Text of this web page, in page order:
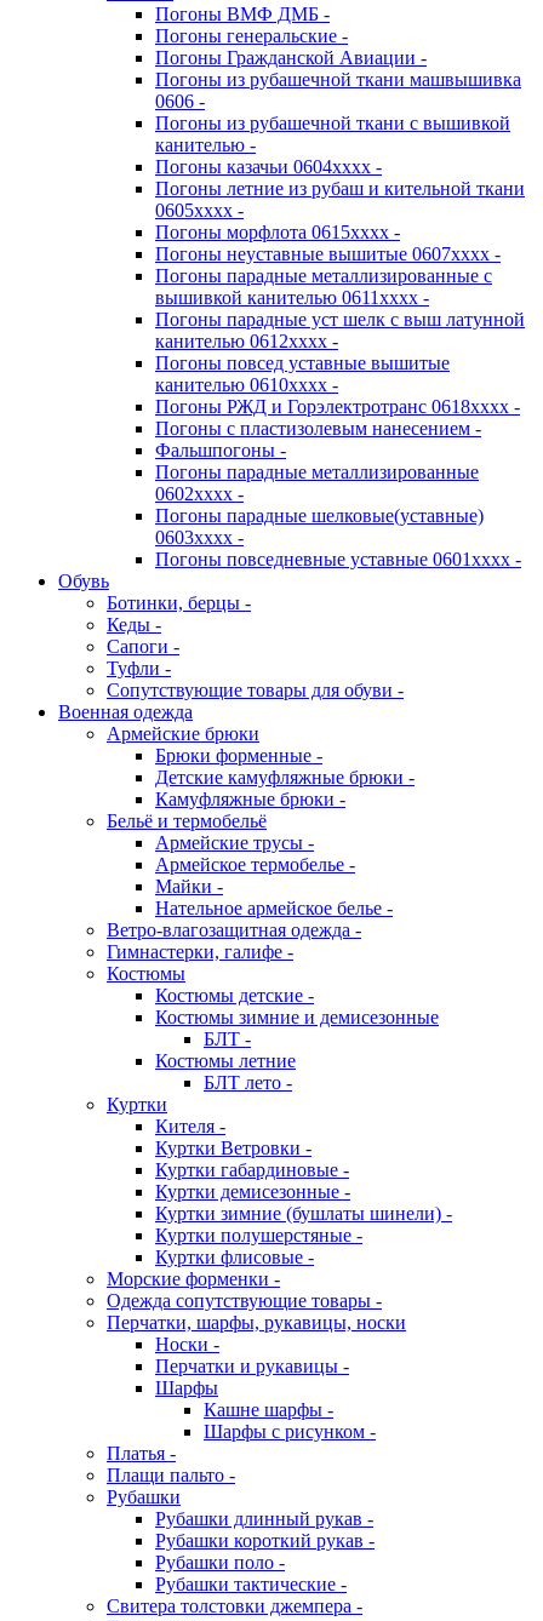
Погоны ВМФ ДМБ -
Погоны генеральские -
Погоны Гражданской Авиации -
Погоны из рубашечной ткани машвышивка
0606 -
Погоны из рубашечной ткани с вышивкой
канителью -
Погоны казачьи 0604хххх -
Погоны летние из рубаш и кительной ткани
0605хххх -
Погоны морфлота 0615хххх -
Погоны неуставные вышитые 0607хххх -
Погоны парадные металлизированные с
вышивкой канителью 0611хххх -
Погоны парадные уст шелк с выш латунной
канителью 0612хххх -
Погоны повсед уставные вышитые
канителью 0610хххх -
Погоны РЖД и Горэлектротранс 0618хххх -
Погоны с пластизолевым нанесением -
Фальшпогоны -
Погоны парадные металлизированные
0602хххх -
Погоны парадные шелковые(уставные)
0603хххх -
Погоны повседневные уставные 0601хххх -
Обувь
Ботинки, берцы -
Кеды -
Сапоги -
Туфли -
Сопутствующие товары для обуви -
Военная одежда
Армейские брюки
Брюки форменные -
Детские камуфляжные брюки -
Камуфляжные брюки -
Бельё и термобельё
Армейские трусы -
Армейское термобелье -
Майки -
Нательное армейское белье -
Ветро-влагозащитная одежда -
Гимнастерки, галифе -
Костюмы
Костюмы детские -
Костюмы зимние и демисезонные
БЛТ -
Костюмы летние
БЛТ лето -
Куртки
Кителя -
Куртки Ветровки -
Куртки габардиновые -
Куртки демисезонные -
Куртки зимние (бушлаты шинели) -
Куртки полушерстяные -
Куртки флисовые -
Морские форменки -
Одежда сопутствующие товары -
Перчатки, шарфы, рукавицы, носки
Носки -
Перчатки и рукавицы -
Шарфы
Кашне шарфы -
Шарфы с рисунком -
Платья -
Плащи пальто -
Рубашки
Рубашки длинный рукав -
Рубашки короткий рукав -
Рубашки поло -
Рубашки тактические -
Свитера толстовки джемпера -